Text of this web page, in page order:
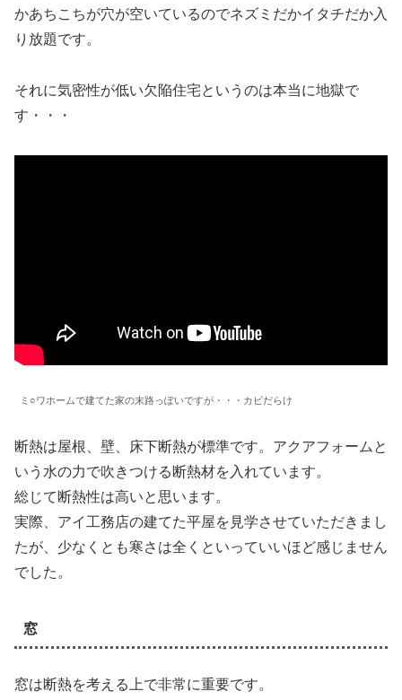
かあちこちが穴が空いているのでネズミだかイタチだか入
り放題です。
それに気密性が低い欠陥住宅というのは本当に地獄で
す・・・
ミ○ワホームで建てた家の末路っぽいですが・・・カビだらけ
断熱は屋根、壁、床下断熱が標準です。アクアフォームと
いう水の力で吹きつける断熱材を入れています。
総じて断熱性は高いと思います。
実際、アイ工務店の建てた平屋を見学させていただきまし
たが、少なくとも寒さは全くといっていいほど感じません
でした。
窓
窓は断熱を考える上で非常に重要です。